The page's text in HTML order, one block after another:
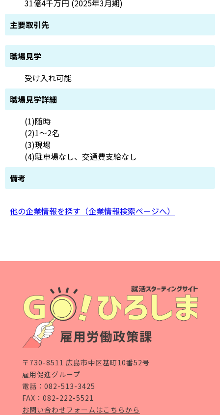
31億4千万円 (2025年3月期)
主要取引先
職場見学
受け入れ可能
職場見学詳細
(1)随時
(2)1～2名
(3)現場
(4)駐車場なし、交通費支給なし
備考
他の企業情報を探す（企業情報検索ページへ）
〒730-8511 広島市中区基町10番52号
雇用促進グループ
電話： 082-513-3425
FAX：082-222-5521
お問い合わせフォームはこちらから